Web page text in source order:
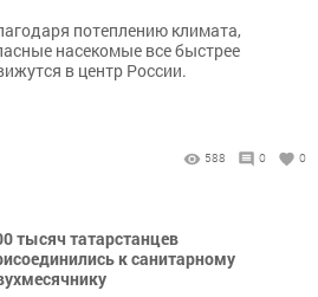
потеплению климата,
насекомые все быстрее
в центр России.
588 0 0
тысяч татарстанцев
к санитарному